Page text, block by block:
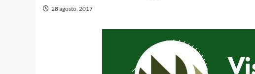
28 agosto, 2017